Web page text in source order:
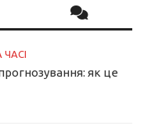
ЧАСІ
як це